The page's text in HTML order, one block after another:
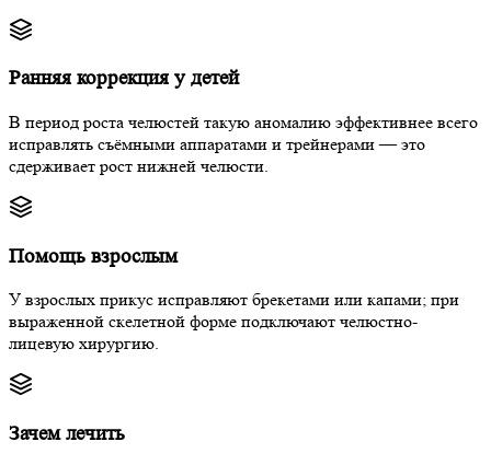
Ранняя коррекция у детей
В период роста челюстей такую аномалию эффективнее всего
исправлять съёмными аппаратами и трейнерами — это
сдерживает рост нижней челюсти.
Помощь взрослым
У взрослых прикус исправляют брекетами или капами; при
выраженной скелетной форме подключают челюстно-
лицевую хирургию.
Зачем лечить